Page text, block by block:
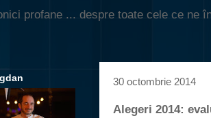
profane ... despre toate cele ce ne
30 octombrie 2014
Alegeri 2014: